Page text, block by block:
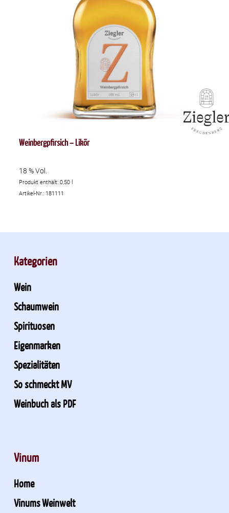
Weinbergpfirsich – Likör
18 % Vol.
Produkt enthält: 0,50
Artikel-Nr.: 181111
Kategorien
Wein
Schaumwein
Spirituosen
Eigenmarken
Spezialitäten
So schmeckt MV
Weinbuch als PDF
Vinum
Home
Vinums Weinwelt